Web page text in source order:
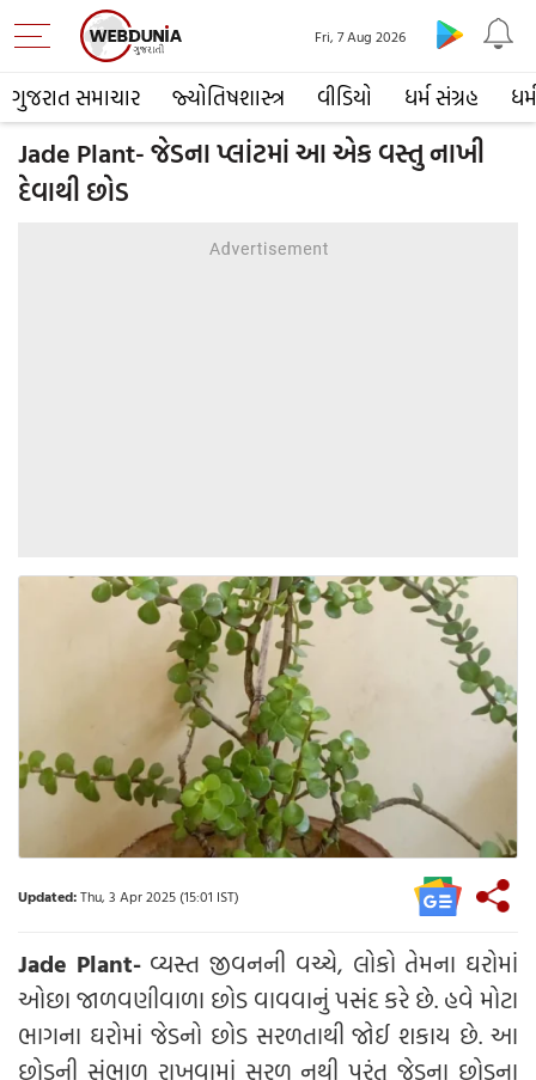
ગુજરાત સમાચાર જ્યોતિષશાસ્ત્ર વીડિયો ધર્મ સંગ્રહ ધર્મ
Fri, 7 Aug 2026
Jade Plant- જેડના પ્લાંટમાં આ એક વસ્તુ નાખી
દેવાથી છોડ
Updated:Thu, 3 Apr 2025 (15:01 IST)
Jade Plant- વ્યસ્ત જીવનની વચ્ચે, લોકો તેમના ઘરોમાં
ઓછા જાળવણીવાળા છોડ વાવવાનું પસંદ કરે છે. હવે મોટા
ભાગના ઘરોમાં જેડનો છોડ સરળતાથી જોઈ શકાય છે. આ
છોડની સંભાળ રાખવામાં સરળ નથી પરંતુ જેડના છોડના